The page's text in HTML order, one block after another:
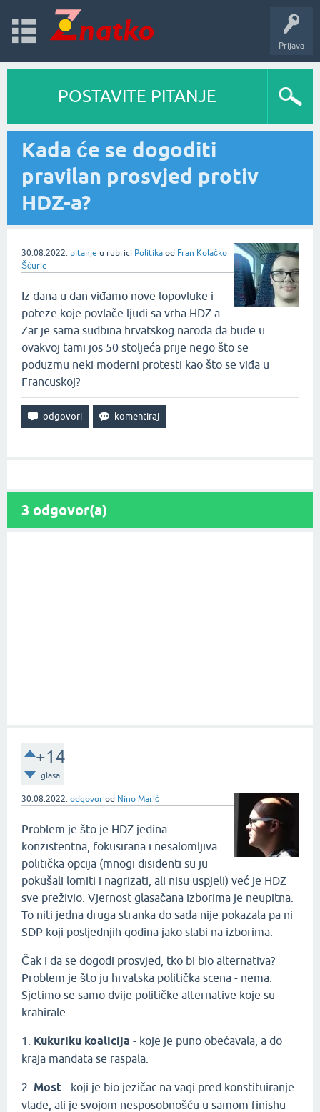
Prijava
POSTAVITE PITANJE
Kada će se dogoditi
pravilan prosvjed protiv
HDZ-a?
30.08.2022. pitanje u rubrici Politika od Fran Kolačko
Šćuric
Iz dana u dan viđamo nove lopovluke i
poteze koje povlače ljudi sa vrha HDZ-a.
Zar je sama sudbina hrvatskog naroda da bude u
ovakvoj tami jos 50 stoljeća prije nego što se
poduzmu neki moderni protesti kao što se viđa u
Francuskoj?
3 odgovor(a)
+14
glasa
30.08.2022. odgovor od Nino Marić
Problem je što je HDZ jedina
konzistentna, fokusirana i nesalomljiva
politička opcija (mnogi disidenti su ju
pokušali lomiti i nagrizati, ali nisu uspjeli) već je HDZ
sve preživio. Vjernost glasačana izborima je neupitna.
To niti jedna druga stranka do sada nije pokazala pa ni
SDP koji posljednjih godina jako slabi na izborima.
Čak i da se dogodi prosvjed, tko bi bio alternativa?
Problem je što ju hrvatska politička scena - nema.
Sjetimo se samo dvije političke alternative koje su
krahirale...
1. Kukuriku koalicija - koje je puno obećavala, a do
kraja mandata se raspala.
2. Most - koji je bio jezičac na vagi pred konstituiranje
vlade, ali je svojom nesposobnošću u samom finishu